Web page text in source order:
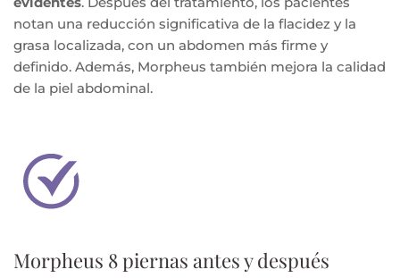
notan una reducción significativa de la flacidez y la
grasa localizada, con un abdomen más firme y
definido. Además, Morpheus también mejora la calidad
de la piel abdominal.
Morpheus 8 piernas antes y después